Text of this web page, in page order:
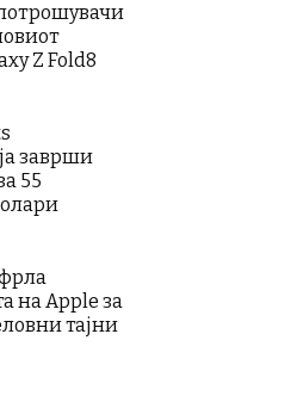
Z Fold8
заврши
55
на Apple за
тајни